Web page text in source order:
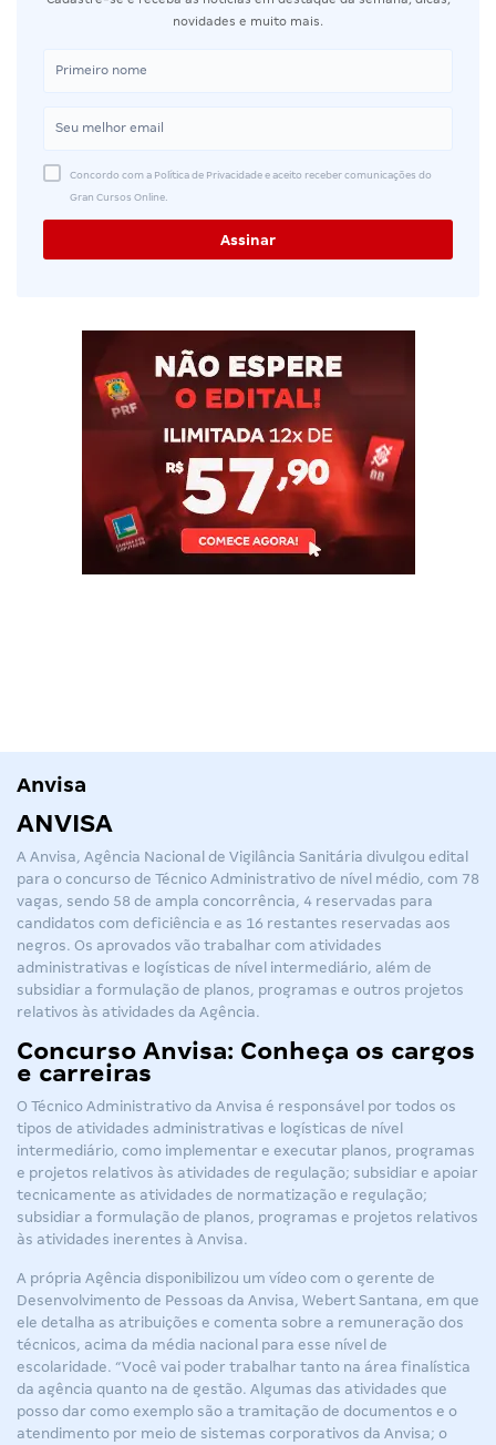
novidades e muito mais.
Concordo com a Política de Privacidade e aceito receber comunicações do
Gran Cursos Online.
Anvisa
ANVISA
A Anvisa, Agência Nacional de Vigilância Sanitária divulgou edital
para o concurso de Técnico Administrativo de nível médio, com 78
vagas, sendo 58 de ampla concorrência, 4 reservadas para
candidatos com deficiência e as 16 restantes reservadas aos
negros. Os aprovados vão trabalhar com atividades
administrativas e logísticas de nível intermediário, além de
subsidiar a formulação de planos, programas e outros projetos
relativos às atividades da Agência.
Concurso Anvisa: Conheça os cargos
e carreiras
O Técnico Administrativo da Anvisa é responsável por todos os
tipos de atividades administrativas e logísticas de nível
intermediário, como implementar e executar planos, programas
e projetos relativos às atividades de regulação; subsidiar e apoiar
tecnicamente as atividades de normatização e regulação;
subsidiar a formulação de planos, programas e projetos relativos
às atividades inerentes à Anvisa.
A própria Agência disponibilizou um vídeo com o gerente de
Desenvolvimento de Pessoas da Anvisa, Webert Santana, em que
ele detalha as atribuições e comenta sobre a remuneração dos
técnicos, acima da média nacional para esse nível de
escolaridade. “Você vai poder trabalhar tanto na área finalística
da agência quanto na de gestão. Algumas das atividades que
posso dar como exemplo são a tramitação de documentos e o
atendimento por meio de sistemas corporativos da Anvisa; o